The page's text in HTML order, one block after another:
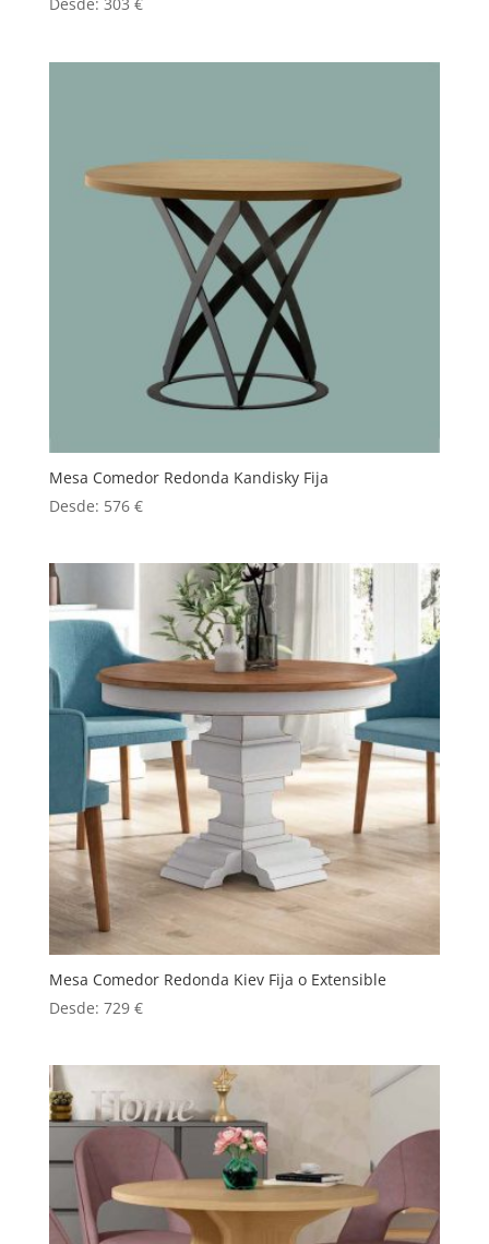
Desde: 303 €
Mesa Comedor Redonda Kandisky Fija
Desde: 576 €
Mesa Comedor Redonda Kiev Fija o Extensible
Desde: 729 €